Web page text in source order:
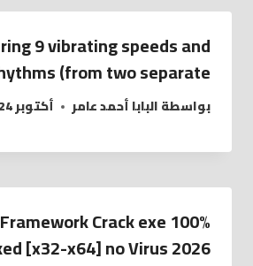
9 vibrating speeds and
(from two separate
بواسطةالبابا أحمد عامر أكتوبر 24, 2021
Crack exe 100%
[x32-x64] no Virus 2026